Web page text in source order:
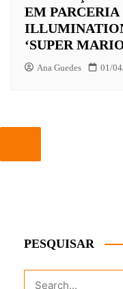
EM
‘SUPER
Ana Guedes 01/
PESQUISAR